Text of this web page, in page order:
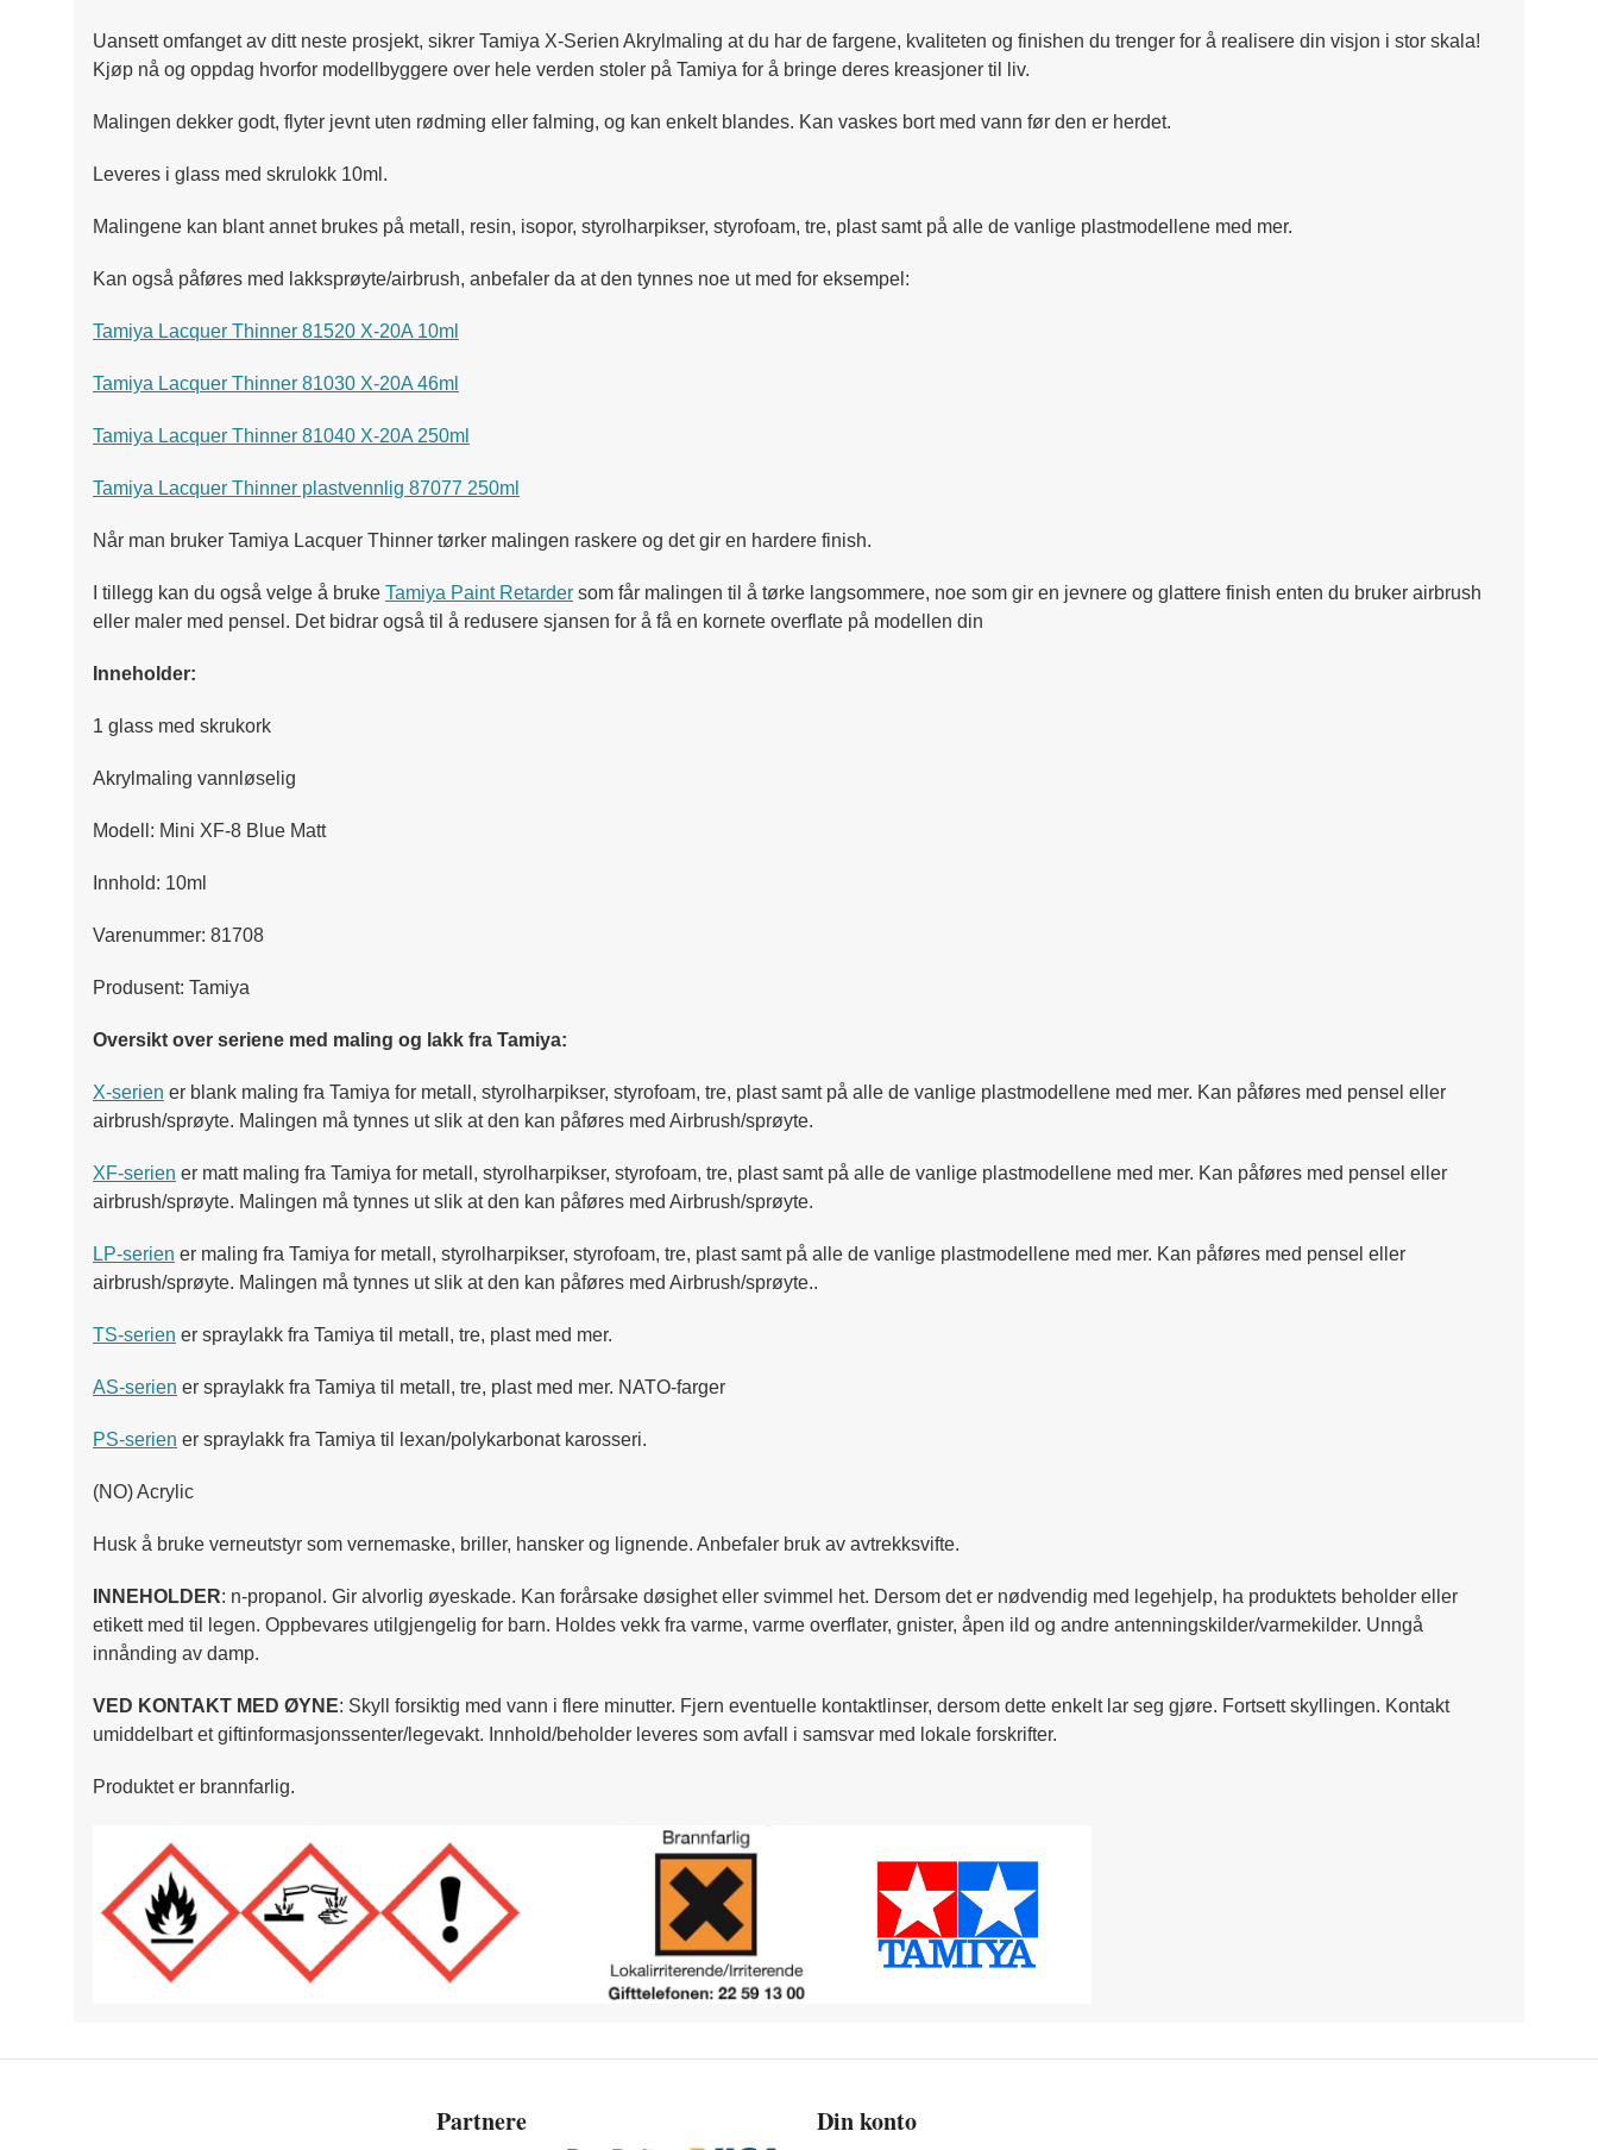
Uansett omfanget av ditt neste prosjekt, sikrer Tamiya X-Serien Akrylmaling at du har de fargene, kvaliteten og finishen du trenger for å realisere din visjon i stor skala!
Kjøp nå og oppdag hvorfor modellbyggere over hele verden stoler på Tamiya for å bringe deres kreasjoner til liv.
Malingen dekker godt, flyter jevnt uten rødming eller falming, og kan enkelt blandes. Kan vaskes bort med vann før den er herdet.
Leveres i glass med skrulokk 10ml.
Malingene kan blant annet brukes på metall, resin, isopor, styrolharpikser, styrofoam, tre, plast samt på alle de vanlige plastmodellene med mer.
Kan også påføres med lakksprøyte/airbrush, anbefaler da at den tynnes noe ut med for eksempel:
Tamiya Lacquer Thinner 81520 X-20A 10ml
Tamiya Lacquer Thinner 81030 X-20A 46ml
Tamiya Lacquer Thinner 81040 X-20A 250ml
Tamiya Lacquer Thinner plastvennlig 87077 250ml
Når man bruker Tamiya Lacquer Thinner tørker malingen raskere og det gir en hardere finish.
I tillegg kan du også velge å bruke Tamiya Paint Retarder som får malingen til å tørke langsommere, noe som gir en jevnere og glattere finish enten du bruker airbrush
eller maler med pensel. Det bidrar også til å redusere sjansen for å få en kornete overflate på modellen din
Inneholder:
1 glass med skrukork
Akrylmaling vannløselig
Modell: Mini XF-8 Blue Matt
Innhold: 10ml
Varenummer: 81708
Produsent: Tamiya
Oversikt over seriene med maling og lakk fra Tamiya:
X-serien er blank maling fra Tamiya for metall, styrolharpikser, styrofoam, tre, plast samt på alle de vanlige plastmodellene med mer. Kan påføres med pensel eller
airbrush/sprøyte. Malingen må tynnes ut slik at den kan påføres med Airbrush/sprøyte.
XF-serien er matt maling fra Tamiya for metall, styrolharpikser, styrofoam, tre, plast samt på alle de vanlige plastmodellene med mer. Kan påføres med pensel eller
airbrush/sprøyte. Malingen må tynnes ut slik at den kan påføres med Airbrush/sprøyte.
LP-serien er maling fra Tamiya for metall, styrolharpikser, styrofoam, tre, plast samt på alle de vanlige plastmodellene med mer. Kan påføres med pensel eller
airbrush/sprøyte. Malingen må tynnes ut slik at den kan påføres med Airbrush/sprøyte..
TS-serien er spraylakk fra Tamiya til metall, tre, plast med mer.
AS-serien er spraylakk fra Tamiya til metall, tre, plast med mer. NATO-farger
PS-serien er spraylakk fra Tamiya til lexan/polykarbonat karosseri.
(NO) Acrylic
Husk å bruke verneutstyr som vernemaske, briller, hansker og lignende. Anbefaler bruk av avtrekksvifte.
INNEHOLDER: n-propanol. Gir alvorlig øyeskade. Kan forårsake døsighet eller svimmel het. Dersom det er nødvendig med legehjelp, ha produktets beholder eller
etikett med til legen. Oppbevares utilgjengelig for barn. Holdes vekk fra varme, varme overflater, gnister, åpen ild og andre antenningskilder/varmekilder. Unngå
innånding av damp.
VED KONTAKT MED ØYNE: Skyll forsiktig med vann i flere minutter. Fjern eventuelle kontaktlinser, dersom dette enkelt lar seg gjøre. Fortsett skyllingen. Kontakt
umiddelbart et giftinformasjonssenter/legevakt. Innhold/beholder leveres som avfall i samsvar med lokale forskrifter.
Produktet er brannfarlig.
Partnere Din konto